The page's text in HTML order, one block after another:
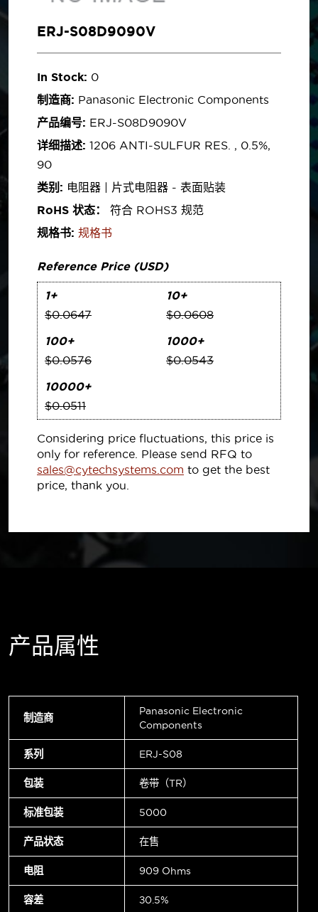
ERJ-S08D9090V
In Stock: 0
制造商: Panasonic Electronic Components
产品编号: ERJ-S08D9090V
详细描述: 1206 ANTI-SULFUR RES. , 0.5%,
90
类别: 电阻器 | 片式电阻器 - 表面贴装
RoHS 状态：
符合 ROHS3 规范
规格书: 规格书
Reference Price (USD)
1+
$0.0647
10+
$0.0608
100+
$0.0576
1000+
$0.0543
10000+
$0.0511
Considering price fluctuations, this price is
only for reference. Please send RFQ to
sales@cytechsystems.com to get the best
price, thank you.
产品属性
制造商
Panasonic Electronic
Components
系列 ERJ-S08
包装 卷带（TR）
标准包装 5000
产品状态 在售
电阻 909 Ohms
容差 ±0.5%